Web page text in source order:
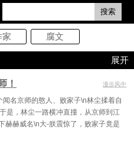
搜索
家 腐文
展开
！ 漫步风中
名京师的憨人、败家子\n林尘揉着自
是，林尘一路横冲直撞，从京师到江
赫赫威名\n大-朕震惊了，败家子竟是